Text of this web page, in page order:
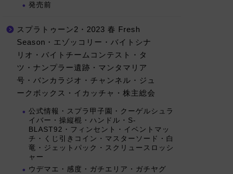
発売前
スプラトゥーン2・2023 春 Fresh
Season・エゾッコリー・バイトシナ
リオ・バイトチームコンテスト・タ
ツ・ナンプラー遺跡・マンタマリア
号・バンカラジオ・チャンネル・ジュ
ークボックス・イカッチャ・株主総会
公式情報・スプラ甲子園・クーゲルシュラ
イバー・操縦棍・ハンドル・S-
BLAST92・フィンセント・イベントマッ
チ・くじ引きコイン・マスターソード・白
竜・ジェットパック・スクリュースロッシ
ャー
ウデマエ・感度・ガチエリア・ガチヤグ